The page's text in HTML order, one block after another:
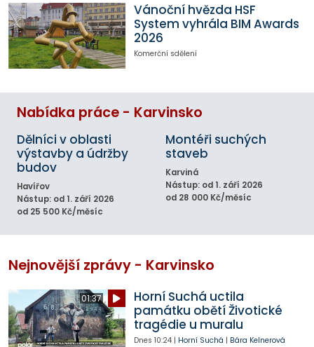
Vánoční hvězda HSF
System vyhrála BIM Awards
2026
Komerční sdělení
Nabídka práce - Karvinsko
Dělníci v oblasti
výstavby a údržby
budov
Havířov
Nástup: od 1. září 2026
od 25 500 Kč/měsíc
Montéři suchých
staveb
Karviná
Nástup: od 1. září 2026
od 28 000 Kč/měsíc
Nejnovější zprávy - Karvinsko
01:37
Horní Suchá uctila
památku obětí Životické
tragédie u muralu
Dnes 10:24| Horní Suchá | Bára Kelnerová